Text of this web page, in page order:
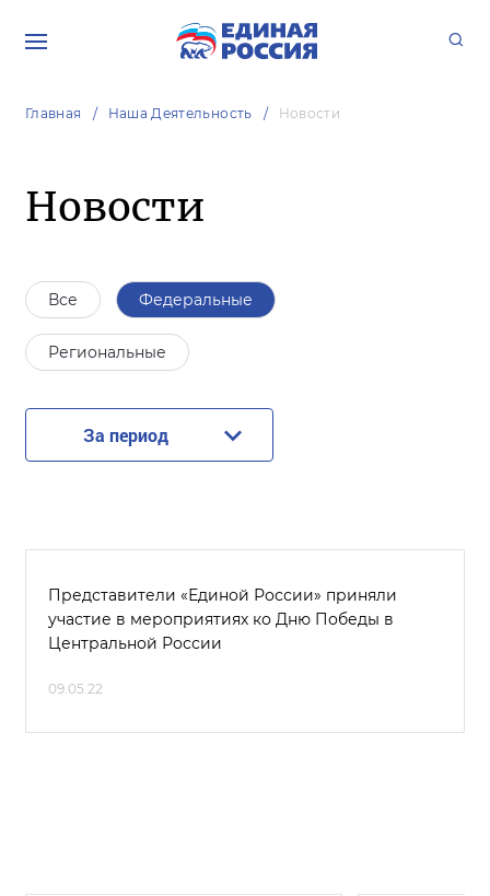
Главная Наша Деятельность Новости
Новости
Все Федеральные
Региональные
За период
Представители «Единой России» приняли
участие в мероприятиях ко Дню Победы в
Центральной России
09.05.22